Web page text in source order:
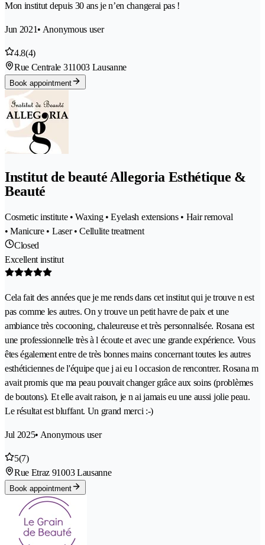
Mon institut depuis 30 ans je n’en changerai pas !
Jun 2021• Anonymous user
4.8(4)
Rue Centrale 311003 Lausanne
Book appointment
Institut de beauté Allegoria Esthétique &
Beauté
Cosmetic institute • Waxing • Eyelash extensions • Hair removal
• Manicure • Laser • Cellulite treatment
Closed
Excellent institut
Cela fait des années que je me rends dans cet institut qui je trouve n est
pas comme les autres. On y trouve un petit havre de paix et une
ambiance très cocooning, chaleureuse et très personnalisée. Rosana est
une professionnelle très à l écoute et avec une grande expérience. Vous
êtes également entre de très bonnes mains concernant toutes les autres
esthéticiennes de l'équipe que j ai eu l occasion de rencontrer. Rosana m
avait promis que ma peau pouvait changer grâce aux soins (problèmes
de boutons). Et elle avait raison, je n ai jamais eu une aussi jolie peau.
Le résultat est bluffant. Un grand merci :-)
Jul 2025• Anonymous user
5(7)
Rue Etraz 91003 Lausanne
Book appointment